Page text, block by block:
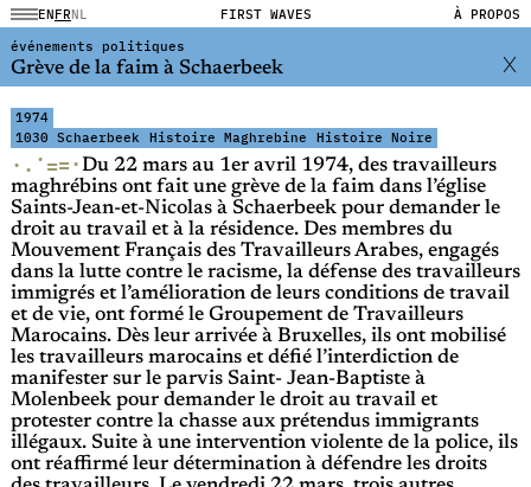
ENFRNL FIRST WAVES
À PROPOS
événements politiques
Grève de la faim à Schaerbeek
1974
1030 Schaerbeek
Histoire Maghrebine Histoire Noire
· · ·==·Du 22 mars au 1er avril 1974, des travailleurs
maghrébins ont fait une grève de la faim dans l’église
Saints-Jean-et-Nicolas à Schaerbeek pour demander le
droit au travail et à la résidence. Des membres du
Mouvement Français des Travailleurs Arabes, engagés
dans la lutte contre le racisme, la défense des travailleurs
immigrés et l’amélioration de leurs conditions de travail
et de vie, ont formé le Groupement de Travailleurs
Marocains. Dès leur arrivée à Bruxelles, ils ont mobilisé
les travailleurs marocains et défié l’interdiction de
manifester sur le parvis Saint- Jean-Baptiste à
Molenbeek pour demander le droit au travail et
protester contre la chasse aux prétendus immigrants
illégaux. Suite à une intervention violente de la police, ils
ont réaffirmé leur détermination à défendre les droits